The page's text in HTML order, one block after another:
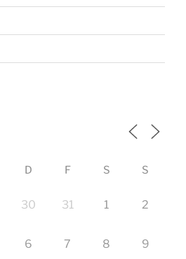
D F S S
30 31 1 2
6 7 8 9